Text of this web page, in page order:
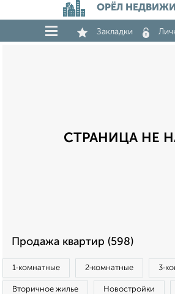
ОРЁЛ
Закладки
СТРАНИЦА НЕ
Продажа квартир (598)
1‑комнатные 2‑комнатные
Вторичное жилье Новостройки